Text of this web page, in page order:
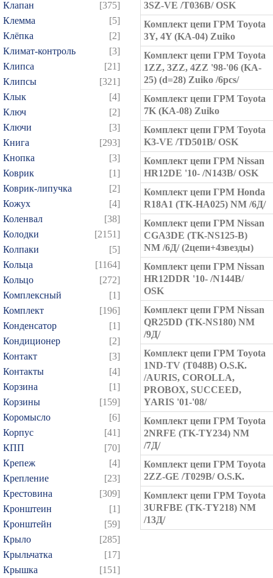
Клапан
[375]
Клемма
[5]
Клёпка
[2]
Климат-контроль
[3]
Клипса
[21]
Клипсы
[321]
Клык
[4]
Ключ
[2]
Ключи
[3]
Книга
[293]
Кнопка
[3]
Коврик
[1]
Коврик-липучка
[2]
Кожух
[4]
Коленвал
[38]
Колодки
[2151]
Колпаки
[5]
Кольца
[1164]
Кольцо
[272]
Комплексный
[1]
Комплект
[196]
Конденсатор
[1]
Кондиционер
[2]
Контакт
[3]
Контакты
[4]
Корзина
[1]
Корзины
[159]
Коромысло
[6]
Корпус
[41]
КПП
[70]
Крепеж
[4]
Крепление
[23]
Крестовина
[309]
Кронштеин
[1]
Кронштейн
[59]
Крыло
[285]
Крыльчатка
[17]
Крышка
[151]
3SZ-VE /T036B/ OSK
Комплект цепи ГРМ Toyota
3Y, 4Y (KA-04) Zuiko
Комплект цепи ГРМ Toyota
1ZZ, 3ZZ, 4ZZ '98-'06 (KA-
25) (d=28) Zuiko /6pcs/
Комплект цепи ГРМ Toyota
7K (KA-08) Zuiko
Комплект цепи ГРМ Toyota
K3-VE /TD501B/ OSK
Комплект цепи ГРМ Nissan
HR12DE '10- /N143B/ OSK
Комплект цепи ГРМ Honda
R18A1 (TK-HA025) NM /6Д/
Комплект цепи ГРМ Nissan
CGA3DE (TK-NS125-B)
NM /6Д/ (2цепи+4звезды)
Комплект цепи ГРМ Nissan
HR12DDR '10- /N144B/
OSK
Комплект цепи ГРМ Nissan
QR25DD (TK-NS180) NM
/9Д/
Комплект цепи ГРМ Toyota
1ND-TV (T048B) O.S.K.
/AURIS, COROLLA,
PROBOX, SUCCEED,
YARIS '01-'08/
Комплект цепи ГРМ Toyota
2NRFE (TK-TY234) NM
/7Д/
Комплект цепи ГРМ Toyota
2ZZ-GE /T029B/ O.S.K.
Комплект цепи ГРМ Toyota
3URFBE (TK-TY218) NM
/13Д/